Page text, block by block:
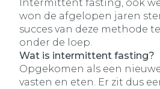
Intermittent fasting, ook
won de afgelopen jaren
succes van deze methode
onder de loep.
Wat is intermittent fasting?
Opgekomen als een
vasten en eten. Er zit dus